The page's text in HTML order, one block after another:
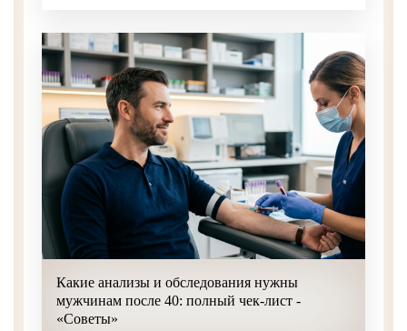
Какие анализы и обследования нужны
мужчинам после 40: полный чек-лист -
«Советы»